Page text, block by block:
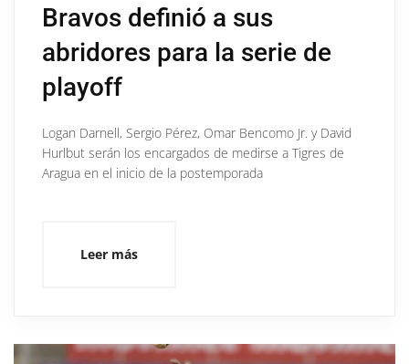
Bravos definió a sus
abridores para la serie de
playoff
Logan Darnell, Sergio Pérez, Omar Bencomo Jr. y David
Hurlbut serán los encargados de medirse a Tigres de
Aragua en el inicio de la postemporada
Leer más